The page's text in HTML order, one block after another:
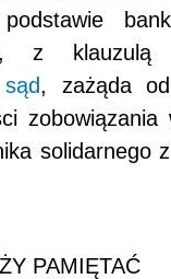
z klauzulą
sąd, zażąda
zobowiązania
solidarnego
PAMIĘTAĆ